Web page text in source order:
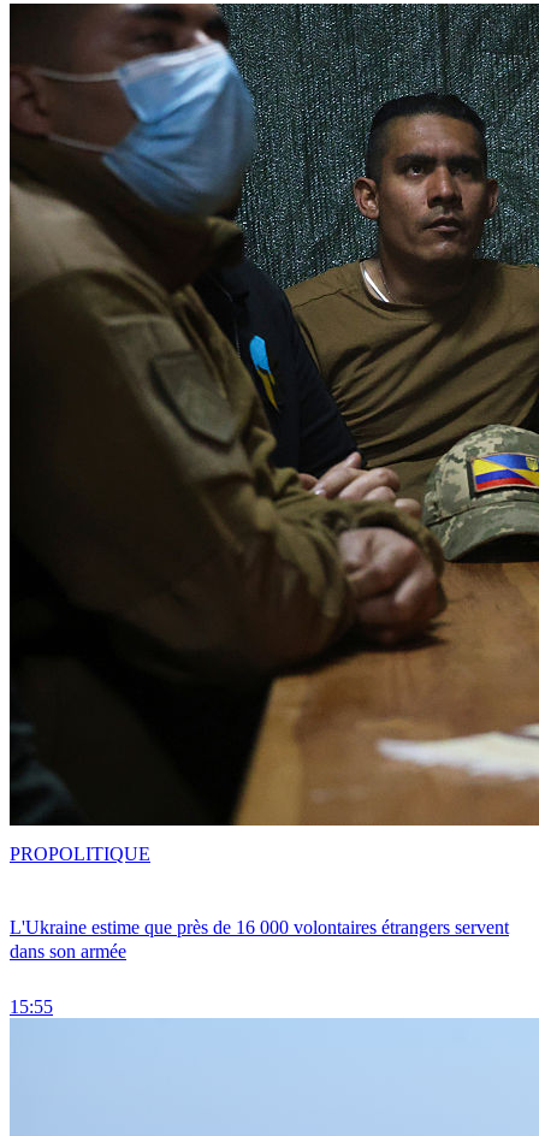
L'Ukraine estime que près de 16 000 volontaires étrangers servent
dans son armée
15:55
PROPOLITIQUE